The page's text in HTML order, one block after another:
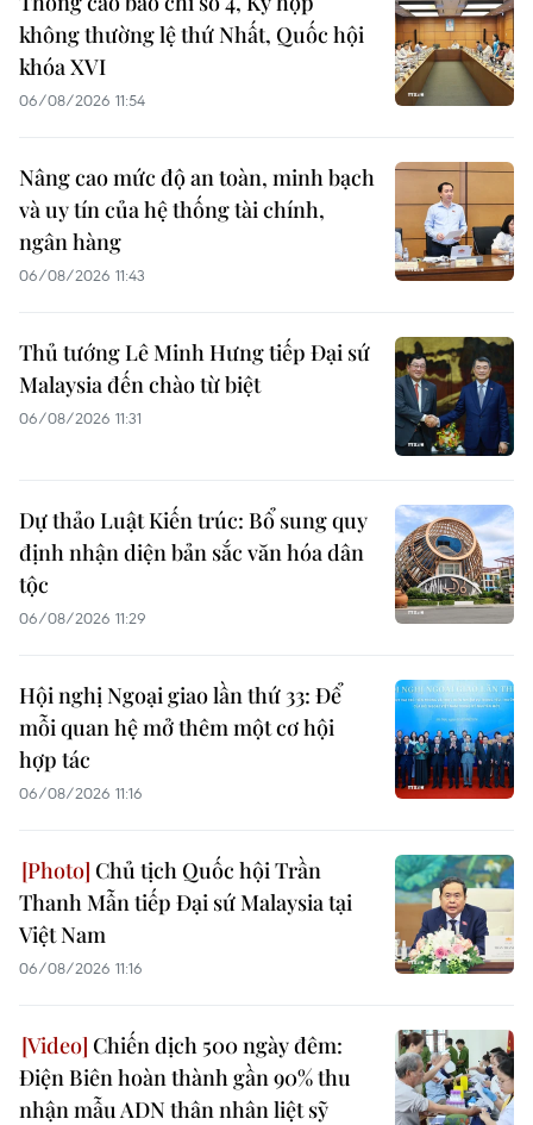
không thường lệ thứ Nhất, Quốc hội
khóa XVI
06/08/2026 11:54
Nâng cao mức độ an toàn, minh bạch
và uy tín của hệ thống tài chính,
ngân hàng
06/08/2026 11:43
Thủ tướng Lê Minh Hưng tiếp Đại sứ
Malaysia đến chào từ biệt
06/08/2026 11:31
Dự thảo Luật Kiến trúc: Bổ sung quy
định nhận diện bản sắc văn hóa dân
tộc
06/08/2026 11:29
Hội nghị Ngoại giao lần thứ 33: Để
mỗi quan hệ mở thêm một cơ hội
hợp tác
06/08/2026 11:16
Chủ tịch Quốc hội Trần
Thanh Mẫn tiếp Đại sứ Malaysia tại
Việt Nam
06/08/2026 11:16
Chiến dịch 500 ngày đêm:
Điện Biên hoàn thành gần 90% thu
nhận mẫu ADN thân nhân liệt sỹ